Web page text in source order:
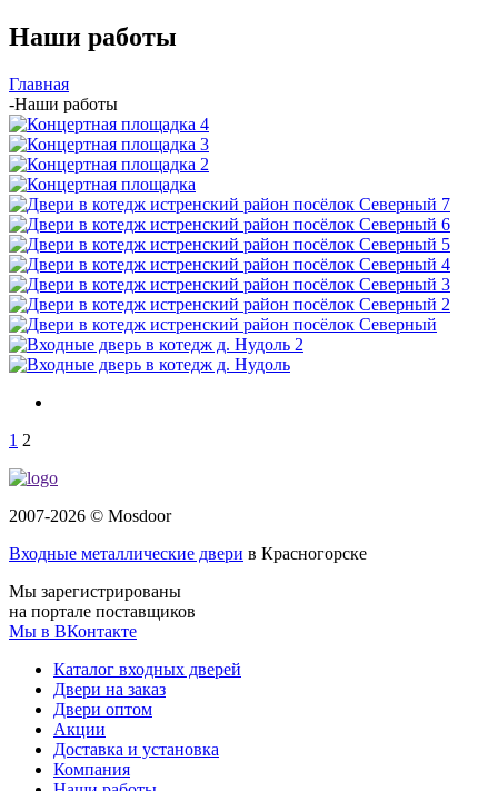
Наши работы
Главная
-Наши работы
1 2
2007-2026 © Mosdoor
Входные металлические двери в Красногорске
Мы зарегистрированы
на портале поставщиков
Мы в ВКонтакте
Каталог входных дверей
Двери на заказ
Двери оптом
Акции
Доставка и установка
Компания